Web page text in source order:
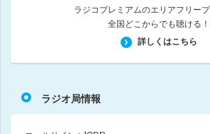
立川晴の輔（落語家）
栄光のレジェンド
07:30 ～ 08:00
ラジコプレミアムのエリアフリー
全国どこからでも聴ける！
詳しくはこちら
ラジオ局情報